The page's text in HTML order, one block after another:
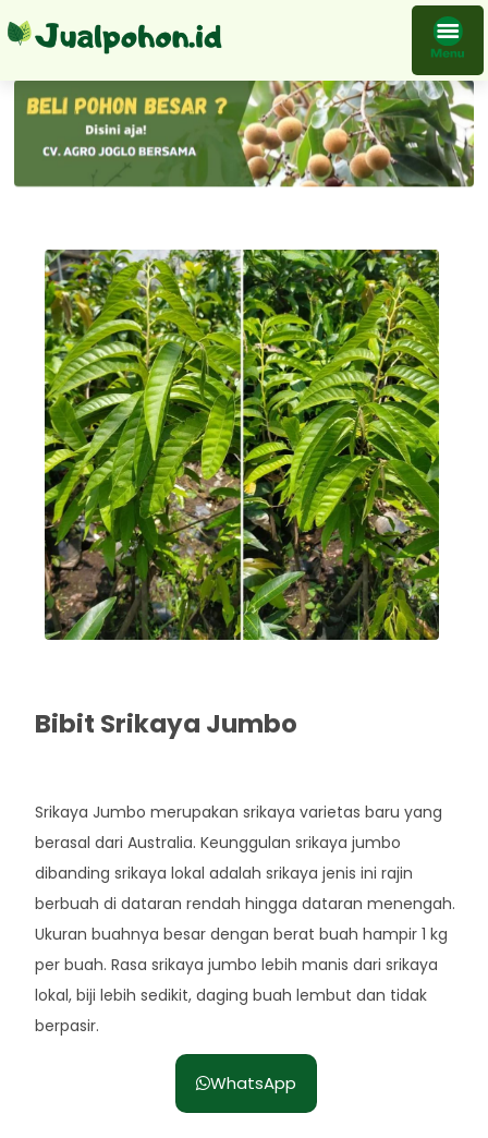
Tanaman Buah Srikaya Jumbo Bibit Merah Okulasi Cepat Berbuah Terlengkap
Bibit Srikaya Jumbo
Srikaya Jumbo merupakan srikaya varietas baru yang
berasal dari Australia. Keunggulan srikaya jumbo
dibanding srikaya lokal adalah srikaya jenis ini rajin
berbuah di dataran rendah hingga dataran menengah.
Ukuran buahnya besar dengan berat buah hampir 1 kg
per buah. Rasa srikaya jumbo lebih manis dari srikaya
lokal, biji lebih sedikit, daging buah lembut dan tidak
berpasir.
WhatsApp